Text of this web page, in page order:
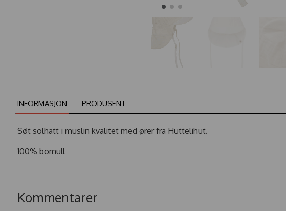
INFORMASJON PRODUSENT
Søt solhatt i muslin kvalitet med ører fra Huttelihut.
100% bomull
Kommentarer